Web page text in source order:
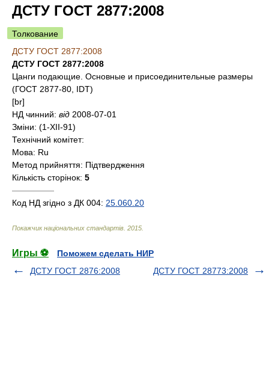
ДСТУ ГОСТ 2877:2008
Толкование
ДСТУ ГОСТ 2877:2008
ДСТУ ГОСТ 2877:2008
Цанги подающие. Основные и присоединительные размеры
(ГОСТ 2877-80, IDT)
[br]
НД чинний: від 2008-07-01
Зміни: (1-XII-91)
Технічний комітет:
Мова: Ru
Метод прийняття: Підтвердження
Кількість сторінок: 5
—————
Код НД згідно з ДК 004: 25.060.20
Покажчик національних стандартів 2015
Игры ⚽
Поможем сделать НИР
ДСТУ ГОСТ 2876:2008
ДСТУ ГОСТ 28773:2008